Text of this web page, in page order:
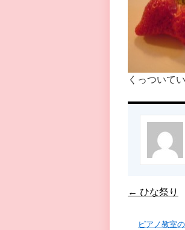
くっついて
← ひな祭り
ピアノ教室